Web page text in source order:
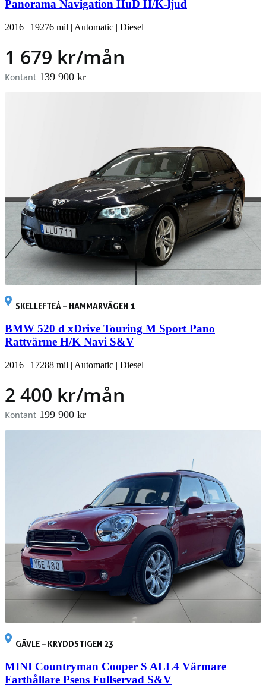
Panorama Navigation HuD H/K-ljud
2016 | 19276 mil | Automatic | Diesel
1 679 kr/mån
Kontant 139 900 kr
SKELLEFTEÅ – HAMMARVÄGEN 1
BMW 520 d xDrive Touring M Sport Pano
Rattvärme H/K Navi S&V
2016 | 17288 mil | Automatic | Diesel
2 400 kr/mån
Kontant 199 900 kr
GÄVLE – KRYDDSTIGEN 23
MINI Countryman Cooper S ALL4 Värmare
Farthållare Psens Fullservad S&V